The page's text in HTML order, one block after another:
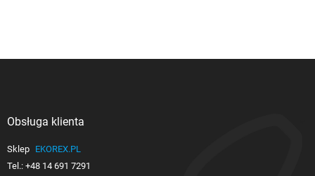
Obsługa klienta
Sklep EKOREX.PL
Tel.: +48 14 691 7291